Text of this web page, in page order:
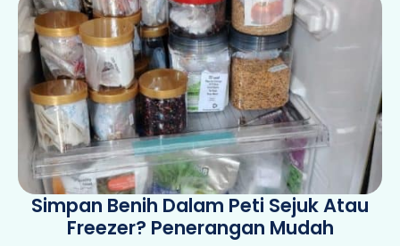
Simpan Benih Dalam Peti Sejuk Atau
Freezer? Penerangan Mudah